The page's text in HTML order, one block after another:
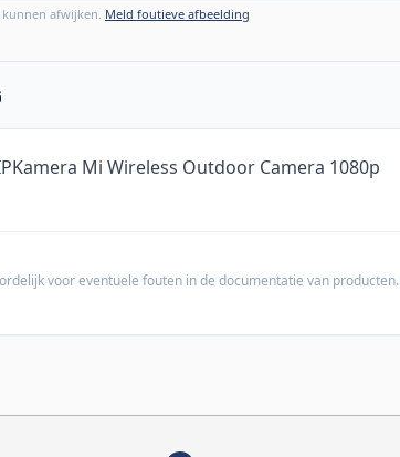
afwijken. Meld foutieve afbeelding
Mi Wireless Outdoor Camera 1080p
voor eventuele fouten in de documentatie van producten.